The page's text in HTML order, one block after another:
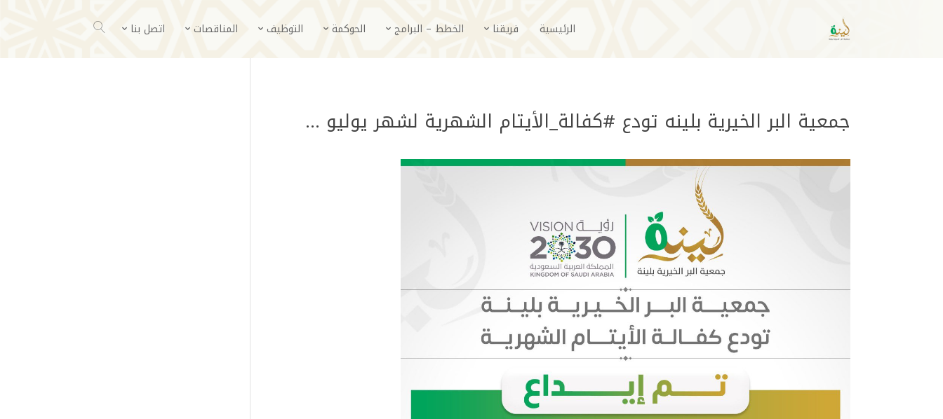
الرئيسية فريقنا الخطط – البرامج الحوكمة التوظيف المناقصات اتصل بنا
جمعية البر الخيرية بلينه تودع #كفالة_الأيتام الشهرية لشهر يوليو …